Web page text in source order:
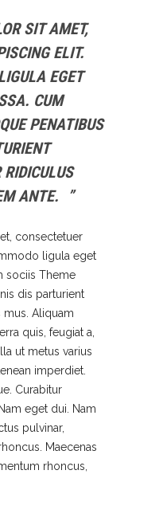
SIT AMET,
ELIT.
EGET
CUM
PENATIBUS
ANTE.
consectetuer
ligula eget
sociis Theme
dis parturient
Aliquam
quis, feugiat a,
ut metus varius
imperdiet.
Curabitur
eget dui. Nam
pulvinar,
Maecenas
rhoncus,